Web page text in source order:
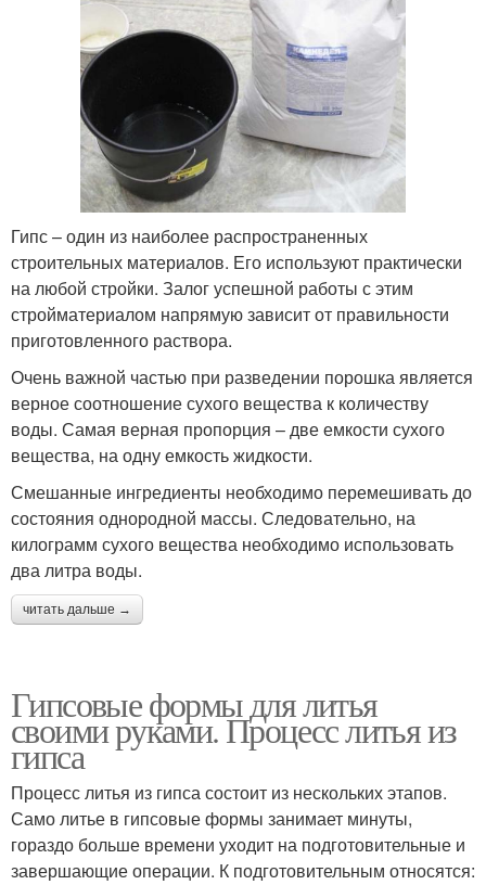
Гипс – один из наиболее распространенных
строительных материалов. Его используют практически
на любой стройки. Залог успешной работы с этим
стройматериалом напрямую зависит от правильности
приготовленного раствора.
Очень важной частью при разведении порошка является
верное соотношение сухого вещества к количеству
воды. Самая верная пропорция – две емкости сухого
вещества, на одну емкость жидкости.
Смешанные ингредиенты необходимо перемешивать до
состояния однородной массы. Следовательно, на
килограмм сухого вещества необходимо использовать
два литра воды.
читать дальше →
Гипсовые формы для литья
своими руками. Процесс литья из
гипса
Процесс литья из гипса состоит из нескольких этапов.
Само литье в гипсовые формы занимает минуты,
гораздо больше времени уходит на подготовительные и
завершающие операции. К подготовительным относятся: